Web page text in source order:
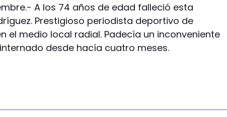
A los 74 años de edad falleció esta
Prestigioso periodista deportivo de
el medio local radial. Padecía un inconveniente
desde hacía cuatro meses.